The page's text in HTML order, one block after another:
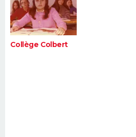
FORUM
Bricolage
Lifestyle
Culture
Sport
Auto
Television
Voyage
Cinema
Collège Colbert